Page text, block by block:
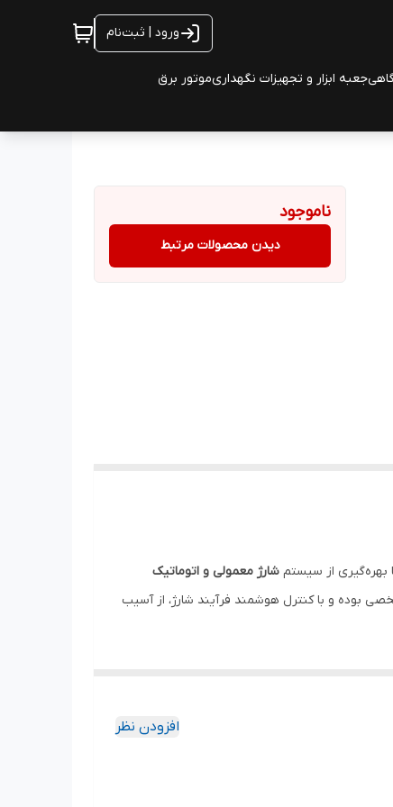
ورود | ثبت‌نام
جعبه ابزار و تجهیزات نگهداریموتور برق
ناموجود
دیدن محصولات مرتبط
شارژ معمولی و اتوماتیک
بوده و با کنترل هوشمند فرآیند شارژ، از آسیب
و افزایش ایمنی هنگام کار با دستگاه
افزودن نظر